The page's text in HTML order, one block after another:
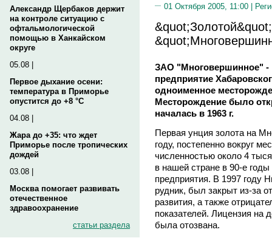
Александр Щербаков держит
на контроле ситуацию с
офтальмологической
помощью в Ханкайском
округе
05.08 |
Первое дыхание осени:
температура в Приморье
опустится до +8 °C
04.08 |
Жара до +35: что ждет
Приморье после тропических
дождей
03.08 |
Москва помогает развивать
отечественное
здравоохранение
статьи раздела
01 Октября 2005, 11:00 |
ЗАО "Многовершинное"
предприятие
одноименное
Месторождение было
началась в 1963 г.
Первая унция золота на
году, постепенно вокруг
численностью около 4
в нашей стране в 90-е
предприятия. В 1997 году
рудник, был закрыт из-за
развития, а также
показателей. Лицензия на
была отозвана.